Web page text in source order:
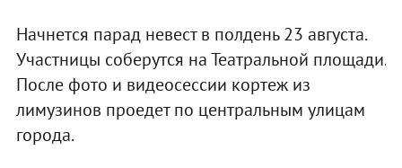
Начнется парад невест в полдень 23 августа.
Участницы соберутся на Театральной площади.
После фото и видеосессии кортеж из
лимузинов проедет по центральным улицам
города.